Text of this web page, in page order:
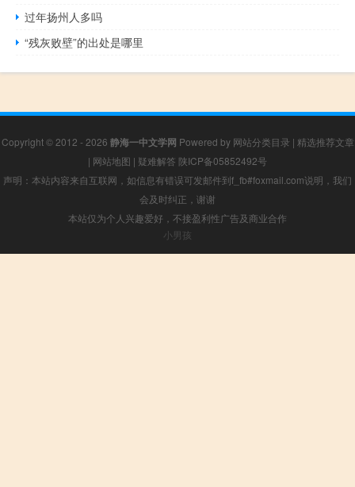
过年扬州人多吗
“残灰败壁”的出处是哪里
Copyright © 2012 - 2026 静海一中文学网 Powered by 网站分类目录 | 精选推荐文章
| 网站地图 | 疑难解答 陕ICP备05852492号
声明：本站内容来自互联网，如信息有错误可发邮件到f_fb#foxmail.com说明，我们
会及时纠正，谢谢
本站仅为个人兴趣爱好，不接盈利性广告及商业合作
小男孩